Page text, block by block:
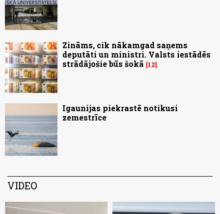
Zināms, cik nākamgad saņems
deputāti un ministri. Valsts iestādēs
strādājošie būs šokā
12
Igaunijas piekrastē notikusi
zemestrīce
VIDEO